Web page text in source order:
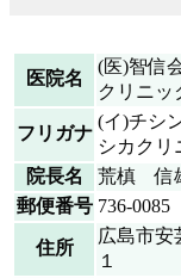
医院名
(医)智信
クリニッ
フリガナ
(イ)チシ
シカクリ
院長名
荒槙 信
郵便番号 736-0085
住所
広島市安
１